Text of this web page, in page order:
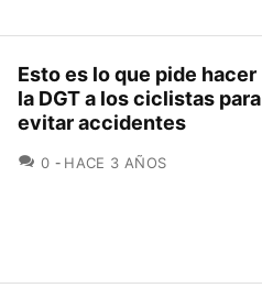
Esto es lo que pide hacer
la DGT a los ciclistas para
evitar accidentes
0 COMENTARIOS
HACE 3 AÑOS